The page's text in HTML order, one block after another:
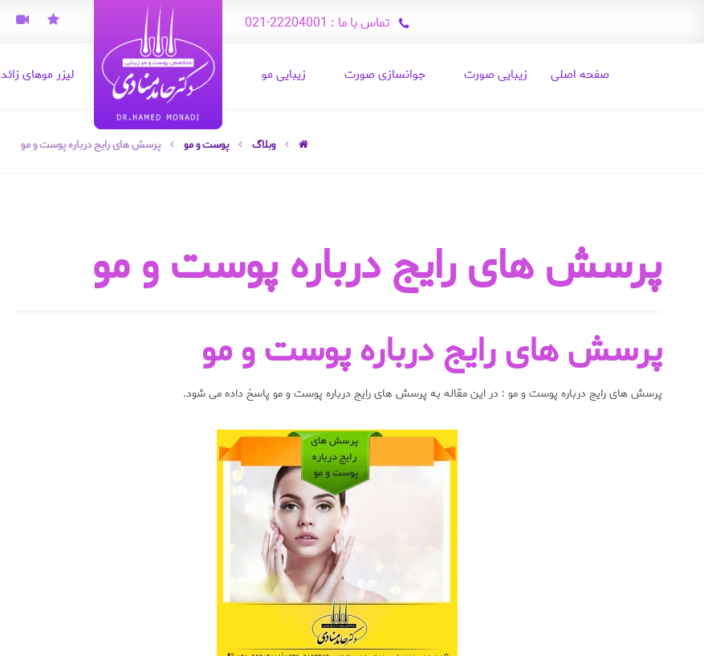
تماس با ما : 22204001-021
لیزر موهای زائد صفحه اصلی زیبایی صورت جوانسازی صورت زیبایی مو
وبلاگ پوست و مو پرسش های رایج درباره پوست و مو
پرسش های رایج درباره پوست و مو
پرسش های رایج درباره پوست و مو
پرسش های رایج درباره پوست و مو : در این مقاله به پرسش های رایج درباره پوست و مو پاسخ داده می شود.